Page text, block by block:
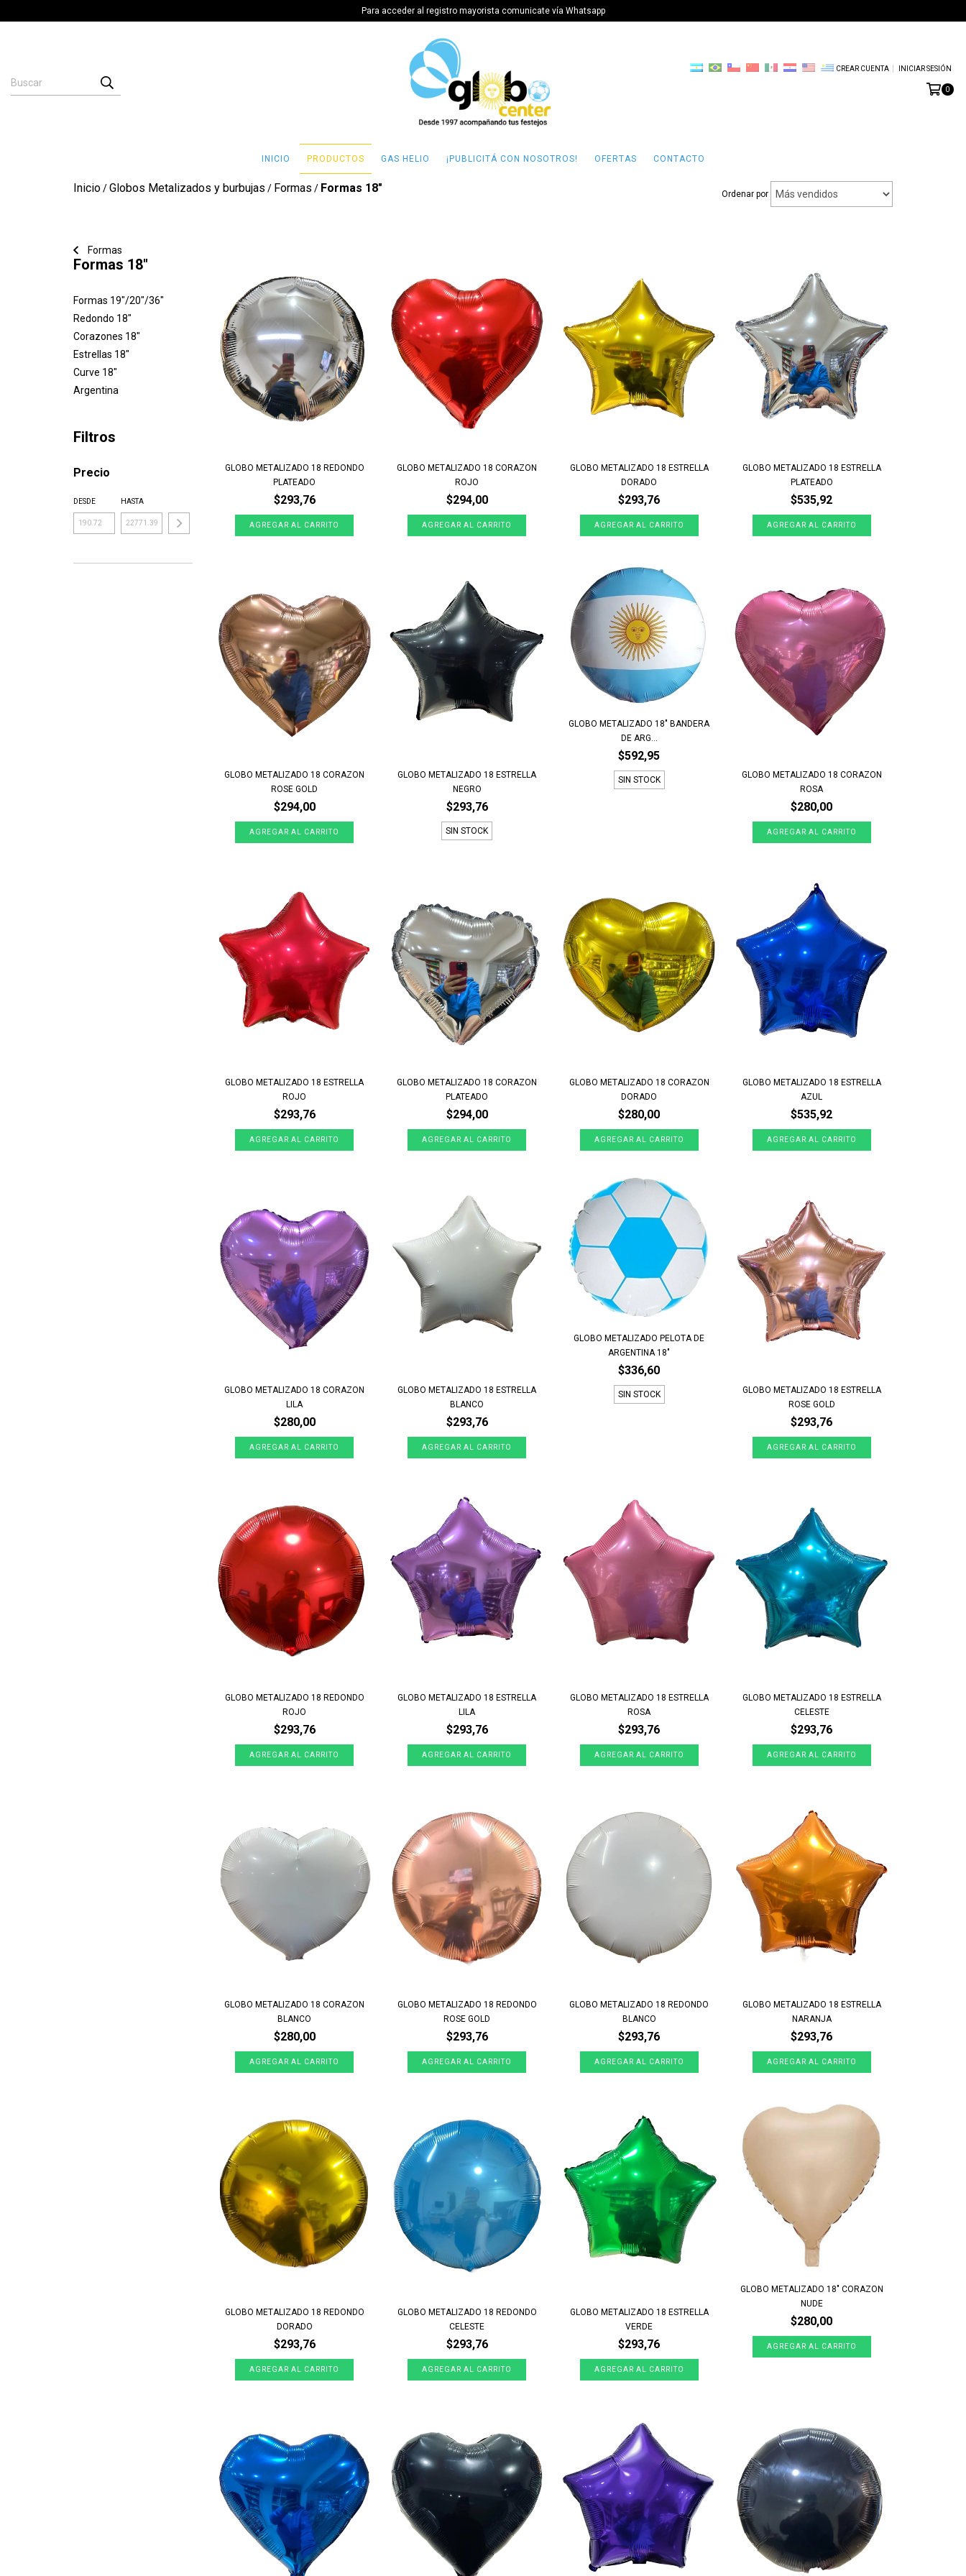
Para acceder al registro mayorista comunicate vía Whatsapp
CREAR CUENTA INICIAR SESIÓN
0
INICIO PRODUCTOS GAS HELIO ¡PUBLICITÁ CON NOSOTROS! OFERTAS CONTACTO
Inicio/Globos Metalizados y burbujas / Formas / Formas 18" Ordenar por
Formas
Formas 18"
Formas 19"/20"/36"
Redondo 18"
Corazones 18"
Estrellas 18"
Curve 18"
Argentina
Filtros
Precio
DESDE HASTA
GLOBO METALIZADO 18 REDONDO
PLATEADO
$293,76
GLOBO METALIZADO 18 CORAZON
ROJO
$294,00
GLOBO METALIZADO 18 ESTRELLA
DORADO
$293,76
GLOBO METALIZADO 18 ESTRELLA
PLATEADO
$535,92
GLOBO METALIZADO 18 CORAZON
ROSE GOLD
$294,00
GLOBO METALIZADO 18 ESTRELLA
NEGRO
$293,76
SIN STOCK
GLOBO METALIZADO 18" BANDERA
DE ARG...
$592,95
SIN STOCK
GLOBO METALIZADO 18 CORAZON
ROSA
$280,00
GLOBO METALIZADO 18 ESTRELLA
ROJO
$293,76
GLOBO METALIZADO 18 CORAZON
PLATEADO
$294,00
GLOBO METALIZADO 18 CORAZON
DORADO
$280,00
GLOBO METALIZADO 18 ESTRELLA
AZUL
$535,92
GLOBO METALIZADO 18 CORAZON
LILA
$280,00
GLOBO METALIZADO 18 ESTRELLA
BLANCO
$293,76
GLOBO METALIZADO PELOTA DE
ARGENTINA 18"
$336,60
SIN STOCK
GLOBO METALIZADO 18 ESTRELLA
ROSE GOLD
$293,76
GLOBO METALIZADO 18 REDONDO
ROJO
$293,76
GLOBO METALIZADO 18 ESTRELLA
LILA
$293,76
GLOBO METALIZADO 18 ESTRELLA
ROSA
$293,76
GLOBO METALIZADO 18 ESTRELLA
CELESTE
$293,76
GLOBO METALIZADO 18 CORAZON
BLANCO
$280,00
GLOBO METALIZADO 18 REDONDO
ROSE GOLD
$293,76
GLOBO METALIZADO 18 REDONDO
BLANCO
$293,76
GLOBO METALIZADO 18 ESTRELLA
NARANJA
$293,76
GLOBO METALIZADO 18 REDONDO
DORADO
$293,76
GLOBO METALIZADO 18 REDONDO
CELESTE
$293,76
GLOBO METALIZADO 18 ESTRELLA
VERDE
$293,76
GLOBO METALIZADO 18" CORAZON
NUDE
$280,00